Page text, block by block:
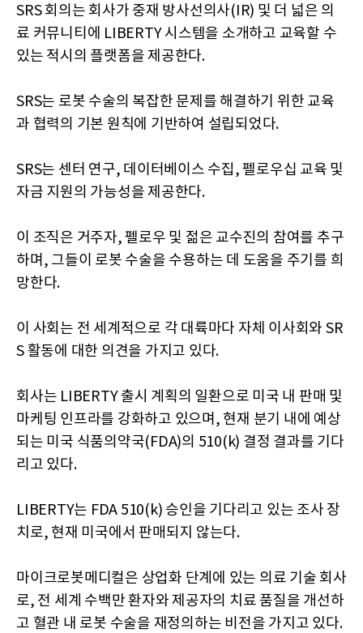
SRS 회의는 회사가 중재 방사선의사(IR) 및 더 넓은 의
료 커뮤니티에 LIBERTY 시스템을 소개하고 교육할 수
있는 적시의 플랫폼을 제공한다.
SRS는 로봇 수술의 복잡한 문제를 해결하기 위한 교육
과 협력의 기본 원칙에 기반하여 설립되었다.
SRS는 센터 연구, 데이터베이스 수집, 펠로우십 교육 및
자금 지원의 가능성을 제공한다.
이 조직은 거주자, 펠로우 및 젊은 교수진의 참여를 추구
하며, 그들이 로봇 수술을 수용하는 데 도움을 주기를 희
망한다.
이 사회는 전 세계적으로 각 대륙마다 자체 이사회와 SR
S 활동에 대한 의견을 가지고 있다.
회사는 LIBERTY 출시 계획의 일환으로 미국 내 판매 및
마케팅 인프라를 강화하고 있으며, 현재 분기 내에 예상
되는 미국 식품의약국(FDA)의 510(k) 결정 결과를 기다
리고 있다.
LIBERTY는 FDA 510(k) 승인을 기다리고 있는 조사 장
치로, 현재 미국에서 판매되지 않는다.
마이크로봇메디컬은 상업화 단계에 있는 의료 기술 회사
로, 전 세계 수백만 환자와 제공자의 치료 품질을 개선하
고 혈관 내 로봇 수술을 재정의하는 비전을 가지고 있다.